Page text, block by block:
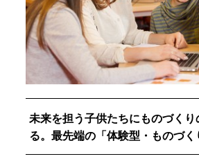
未来を担う子供たちにものづくり
る。最先端の「体験型・ものづ